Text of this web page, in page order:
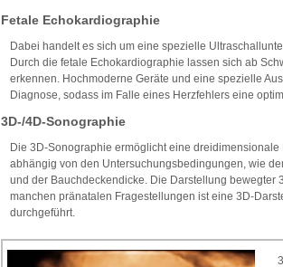
Fetale Echokardiographie
Dabei handelt es sich um eine spezielle
Durch die fetale Echokardiographie lassen sich ab
erkennen. Hochmoderne Geräte und eine spezielle
Diagnose, sodass im Falle eines Herzfehlers eine
3D-/4D-Sonographie
Die 3D-Sonographie ermöglicht eine
abhängig von den Untersuchungsbedingungen, wie
und der Bauchdeckendicke. Die Darstellung bewegter
manchen pränatalen Fragestellungen ist eine 3D-
durchgeführt.